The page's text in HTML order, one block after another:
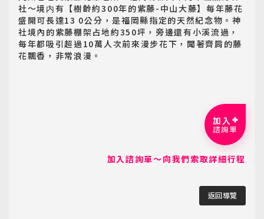
社～境内有【樹齡約300年的紫藤-中山大藤】每年藤花
盛開可長達13 0公分，是福岡縣指定的天然紀念物。神
社境內的紫藤棚架占地約350坪，旁邊還有小溪流過，
每年都吸引超過10萬人次前來漫步花下，聞著齊肩的藤
花飄香，非常浪漫。
返回導覽
加入諮詢單～向我們索取詳細行程
加入
諮詢單